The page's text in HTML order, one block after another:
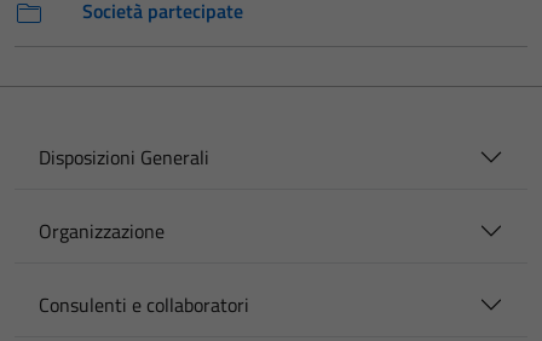
Società partecipate
Disposizioni Generali
Organizzazione
Consulenti e collaboratori